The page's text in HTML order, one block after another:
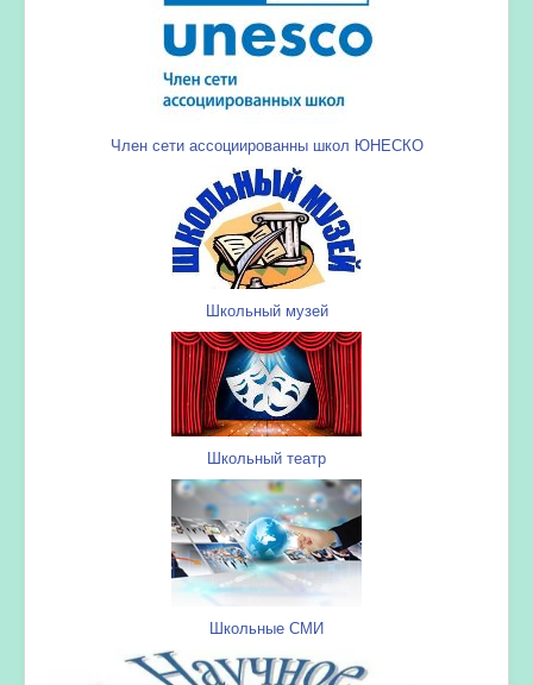
Член сети ассоциированны школ ЮНЕСКО
Школьный музей
Школьный театр
Школьные СМИ